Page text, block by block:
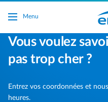
Accéder au contenu principal
Menu
Vous voulez
pas trop cher ?
Entrez vos coordonnées et
heures.